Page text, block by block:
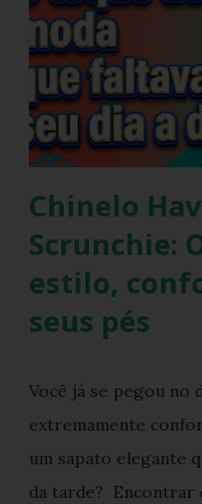
Chinelo
Scrunchie:
estilo,
seus pés
Você já se pegou no
extremamente
um sapato elegante
da tarde?